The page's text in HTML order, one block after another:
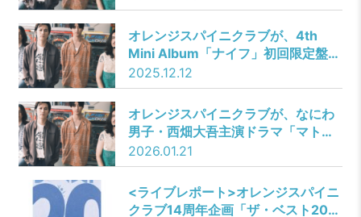
谷公園でフリーライブ開催決定！写
真・動画撮影＆SNS投稿も解禁。
オレンジスパイニクラブが、4th
Mini Album「ナイフ」初回限定盤収
録のTheドーテーズ再録「夏服」7曲
を配信。中澤太監督による『エロテ
ィック』MVも公開。さらに、全国6
ヶ所のワンマンツアー 「ふたりで聴
いた唄をまたうたう日」セットリス
トを公式プレイリストとして同時公
2025.12.12
オレンジスパイニクラブが、なにわ
男子・西畑大吾主演ドラマ「マトリ
と狂犬」オープニング主題歌
『blur』の配信リリースを発表。ジ
ャケット公開に加え、
FM802「UPBEAT!」でのフル尺初
2026.01.21
<ライブレポート>オレンジスパイニ
クラブ14周年企画「ザ・ベスト20